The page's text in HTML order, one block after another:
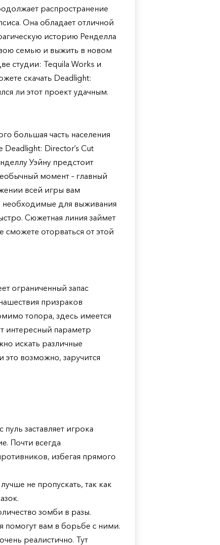
распространение
Она обладает отличной
историю Ренделла
семью и выжить в новом
студии: Tequila Works и
скачать Deadlight:
ли этот проект удачным.
большая часть населения
Director’s Cut
Уэйну предстоит
момент – главный
всей игры вам
необходимые для выживания
Сюжетная линия займет
сможете оторваться от этой
ограниченный запас
призраков
топора, здесь имеется
интересный параметр
искать различные
возможно, заручится
заставляет игрока
Почти всегда
избегая прямого
не пропускать, так как
зомби в разы.
вам в борьбе с ними.
реалистично. Тут